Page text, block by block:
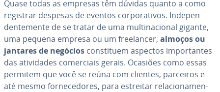
Quase todas as empresas têm dúvidas quanto a como
registrar despesas de eventos cor­po­ra­ti­vos. In­de­pen­
den­te­mente de se tratar de uma mul­ti­na­ci­o­nal gigante,
uma pequena empresa ou um fre­e­lan­cer, almoços ou
jantares de negócios cons­ti­tuem aspectos im­por­tan­tes
das ati­vi­da­des co­mer­ci­ais gerais. Ocasiões como essas
permitem que você se reúna com clientes, parceiros e
até mesmo for­ne­ce­do­res, para estreitar re­la­ci­o­na­men­